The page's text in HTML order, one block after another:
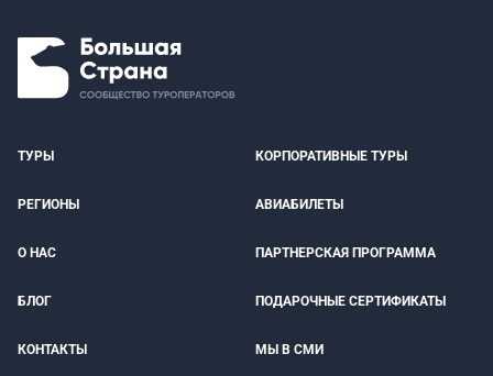
ТУРЫ КОРПОРАТИВНЫЕ ТУРЫ
РЕГИОНЫ АВИАБИЛЕТЫ
О НАС ПАРТНЕРСКАЯ ПРОГРАММА
БЛОГ ПОДАРОЧНЫЕ СЕРТИФИКАТЫ
КОНТАКТЫ МЫ В СМИ